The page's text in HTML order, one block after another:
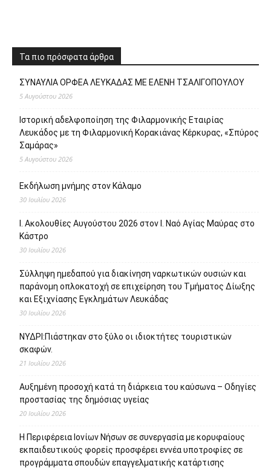
Τα πιο πρόσφατα άρθρα
ΣΥΝΑΥΛΙΑ ΟΡΦΕΑ ΛΕΥΚΑΔΑΣ ΜΕ ΕΛΕΝΗ ΤΣΑΛΙΓΟΠΟΥΛΟΥ
5 Αυγούστου 2026
Ιστορική αδελφοποίηση της Φιλαρμονικής Εταιρίας
Λευκάδος με τη Φιλαρμονική Κορακιάνας Κέρκυρας, «Σπύρος
Σαμάρας»
5 Αυγούστου 2026
Εκδήλωση μνήμης στον Κάλαμο
30 Ιουλίου 2026
Ι. Ακολουθίες Αυγούστου 2026 στον Ι. Ναό Αγίας Μαύρας στο
Κάστρο
30 Ιουλίου 2026
Σύλληψη ημεδαπού για διακίνηση ναρκωτικών ουσιών και
παράνομη οπλοκατοχή σε επιχείρηση του Τμήματος Δίωξης
και Εξιχνίασης Εγκλημάτων Λευκάδας
30 Ιουλίου 2026
ΝΥΔΡΙ:Πιάστηκαν στο ξύλο οι ιδιοκτήτες τουριστικών
σκαφών.
21 Ιουλίου 2026
Αυξημένη προσοχή κατά τη διάρκεια του καύσωνα – Οδηγίες
προστασίας της δημόσιας υγείας
20 Ιουλίου 2026
Η Περιφέρεια Ιονίων Νήσων σε συνεργασία με κορυφαίους
εκπαιδευτικούς φορείς προσφέρει εννέα υποτροφίες σε
προγράμματα σπουδών επαγγελματικής κατάρτισης